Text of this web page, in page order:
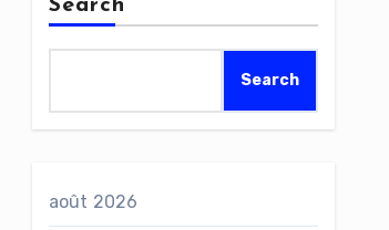
Search
Search
août 2026